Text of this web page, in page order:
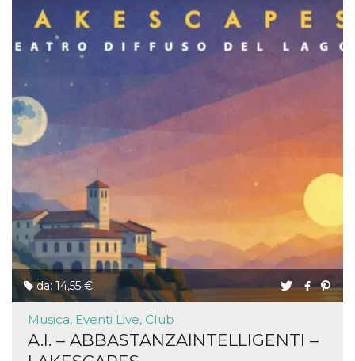
da: 14,55 €
Musica, Eventi Live, Club
A.I. – ABBASTANZAINTELLIGENTI –